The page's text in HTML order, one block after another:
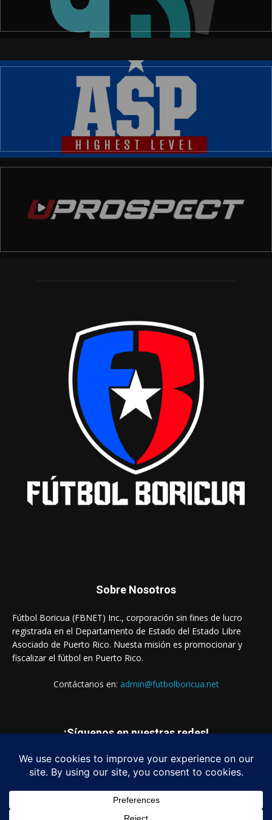
Sobre Nosotros
Fútbol Boricua (FBNET) Inc., corporación sin fines de lucro
registrada en el Departamento de Estado del Estado Libre
Asociado de Puerto Rico. Nuesta misión es promocionar y
fiscalizar el fútbol en Puerto Rico.
Contáctanos en: admin@futbolboricua.net
¡Síguenos en nuestras redes!